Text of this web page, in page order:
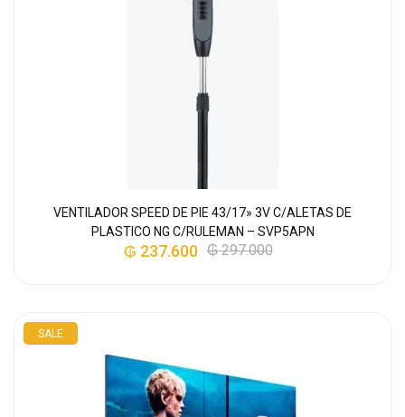
VENTILADOR SPEED DE PIE 43/17» 3V C/ALETAS DE
PLASTICO NG C/RULEMAN – SVP5APN
₲297.000
₲ 237.600
SALE